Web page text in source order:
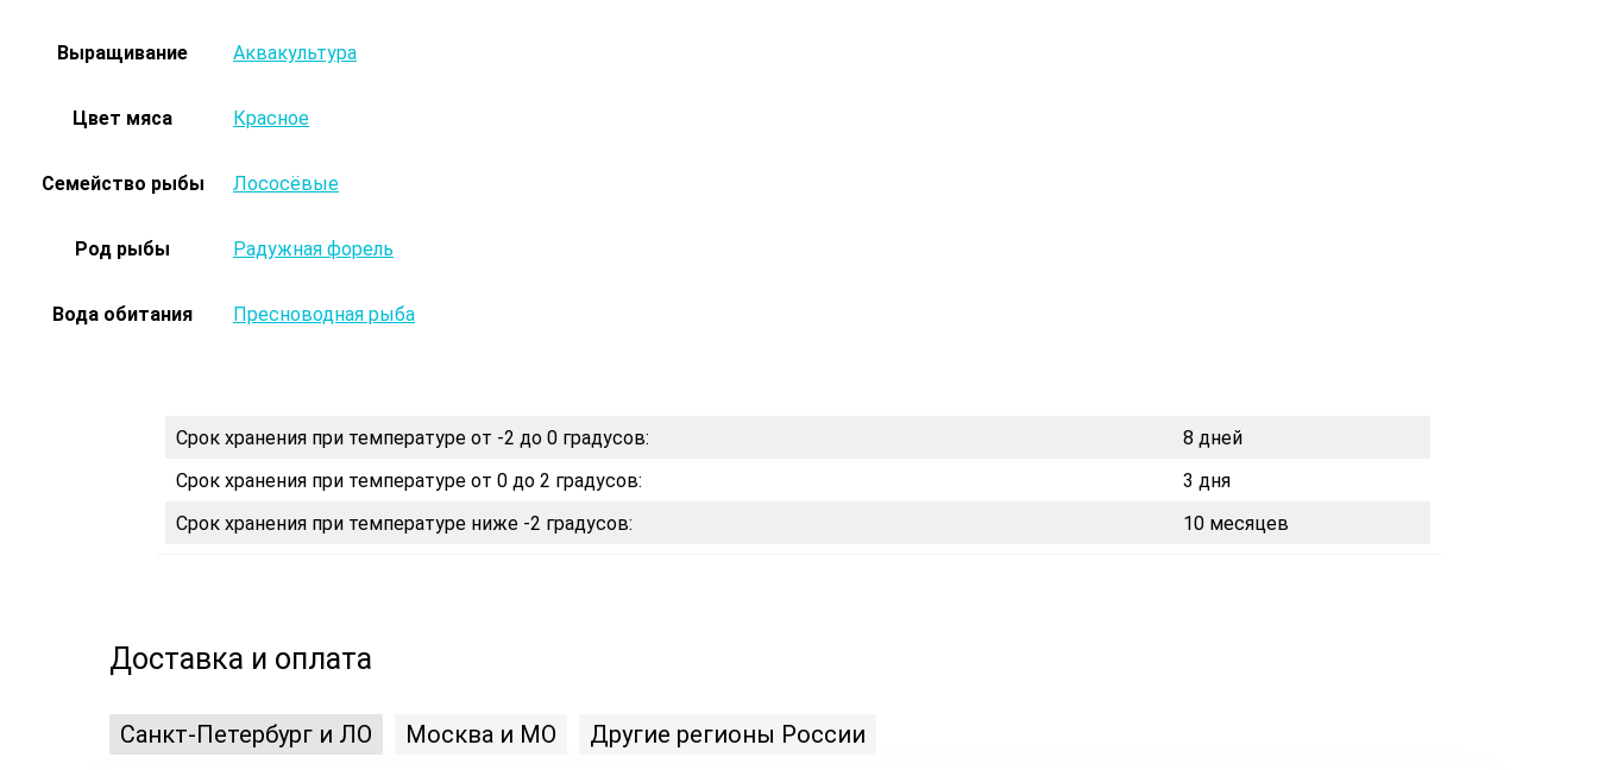
Выращивание Аквакультура
Цвет мяса Красное
Семейство рыбы Лососёвые
Род рыбы Радужная форель
Вода обитания Пресноводная рыба
Срок хранения при температуре от -2 до 0 градусов:
8 дней
Срок хранения при температуре от 0 до 2 градусов:
3 дня
Срок хранения при температуре ниже -2 градусов:
10 месяцев
Доставка и оплата
Санкт-Петербург и ЛО Москва и МО Другие регионы России